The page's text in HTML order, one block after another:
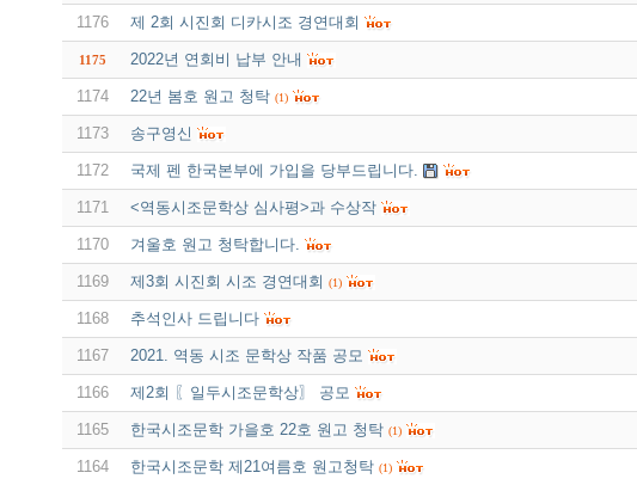
1176 제 2회 시진회 디카시조 경연대회
1175 2022년 연회비 납부 안내
1174 22년 봄호 원고 청탁 (1)
1173 송구영신
1172 국제 펜 한국본부에 가입을 당부드립니다.
1171 <역동시조문학상 심사평>과 수상작
1170 겨울호 원고 청탁합니다.
1169 제3회 시진회 시조 경연대회 (1)
1168 추석인사 드립니다
1167 2021. 역동 시조 문학상 작품 공모
1166 제2회 〖일두시조문학상〗 공모
1165 한국시조문학 가을호 22호 원고 청탁 (1)
1164 한국시조문학 제21여름호 원고청탁 (1)